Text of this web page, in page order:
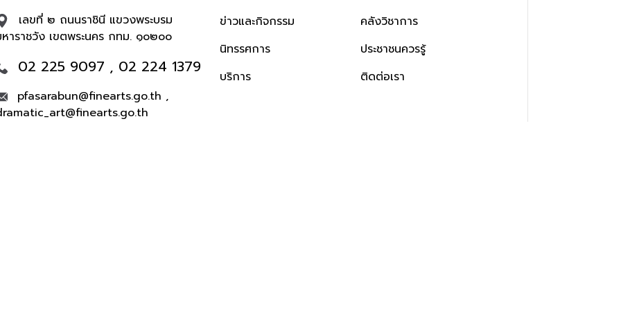
เลขที่ ๒ ถนนราชินี แขวงพระบรม
าราชวัง เขตพระนคร กทม. ๑๐๒๐๐
02 225 9097 , 02 224 1379
pfasarabun@finearts.go.th ,
ข่าวและกิจกรรม
นิทรรศการ
บริการ
คลังวิชาการ
ประชาชนควรรู้
ติดต่อเรา